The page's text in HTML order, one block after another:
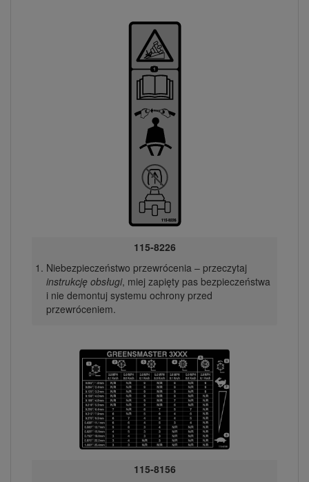
115-8226
Niebezpieczeństwo przewrócenia – przeczytaj
instrukcję obsługi, miej zapięty pas bezpieczeństwa
i nie demontuj systemu ochrony przed
przewróceniem.
115-8156